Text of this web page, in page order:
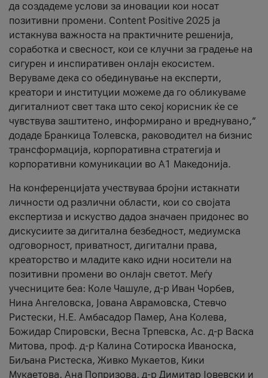
да создадеме услови за иновации кои носат
позитивни промени. Content Positive 2025 ја
истакнува важноста на практичните решенија,
соработка и свесност, кои се клучни за градење на
сигурен и инспиративен онлајн екосистем.
Веруваме дека со обединување на експерти,
креатори и институции можеме да го обликуваме
дигиталниот свет така што секој корисник ќе се
чувствува заштитено, информирано и вреднувано,“
додаде Бранкица Толевска, раководител на бизнис
трансформација, корпоративна стратегија и
корпоративни комуникации во А1 Македонија.
На конференцијата учествуваа бројни истакнати
личности од различни области, кои со својата
експертиза и искуство дадоа значаен придонес во
дискусиите за дигитална безбедност, медиумска
одговорност, приватност, дигитални права,
креаторство и младите како идни носители на
позитивни промени во онлајн светот. Меѓу
учесниците беа: Коле Чашуле, д-р Иван Чорбев,
Нина Ангеловска, Јована Аврамовска, Стевчо
Ристески, Н.Е. Амбасадор Памер, Ана Колева,
Божидар Спировски, Весна Трпевска, Ас. д-р Васка
Митова, проф. д-р Калина Сотироска Иваноска,
Биљана Ристеска, Живко Мукаетов, Кики
Мукаетова, Ана Попризова, д-р Димитар Јовевски и